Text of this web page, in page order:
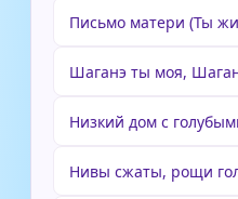
Письмо матери (Ты
Шаганэ ты моя,
Низкий дом с
Нивы сжаты, рощи